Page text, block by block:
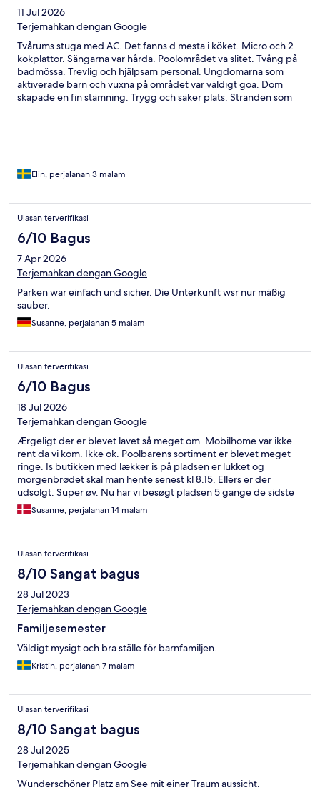
11 Jul 2026
Terjemahkan dengan Google
Tvårums stuga med AC. Det fanns d mesta i köket. Micro och 2
kokplattor. Sängarna var hårda. Poolområdet va slitet. Tvång på
badmössa. Trevlig och hjälpsam personal. Ungdomarna som
aktiverade barn och vuxna på området var väldigt goa. Dom
skapade en fin stämning. Trygg och säker plats. Stranden som
Elin, perjalanan 3 malam
Ulasan terverifikasi
6/10 Bagus
7 Apr 2026
Terjemahkan dengan Google
Parken war einfach und sicher. Die Unterkunft wsr nur mäßig
sauber.
Susanne, perjalanan 5 malam
Ulasan terverifikasi
6/10 Bagus
18 Jul 2026
Terjemahkan dengan Google
Ærgeligt der er blevet lavet så meget om. Mobilhome var ikke
rent da vi kom. Ikke ok. Poolbarens sortiment er blevet meget
ringe. Is butikken med lækker is på pladsen er lukket og
morgenbrødet skal man hente senest kl 8.15. Ellers er der
udsolgt. Super øv. Nu har vi besøgt pladsen 5 gange de sidste
10 år.Susanne, perjalanan 14 malam
Ulasan terverifikasi
8/10 Sangat bagus
28 Jul 2023
Terjemahkan dengan Google
Familjesemester
Väldigt mysigt och bra ställe för barnfamiljen.
Kristin, perjalanan 7 malam
Ulasan terverifikasi
8/10 Sangat bagus
28 Jul 2025
Terjemahkan dengan Google
Wunderschöner Platz am See mit einer Traum aussicht.